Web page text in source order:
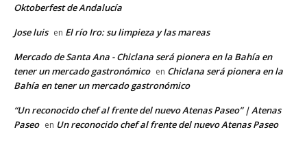
Oktoberfest de Andalucía
Jose luis en El río Iro: su limpieza y las mareas
Mercado de Santa Ana - Chiclana será pionera en la Bahía en
tener un mercado gastronómico en Chiclana será pionera en la
Bahía en tener un mercado gastronómico
“Un reconocido chef al frente del nuevo Atenas Paseo” | Atenas
Paseo en Un reconocido chef al frente del nuevo Atenas Paseo